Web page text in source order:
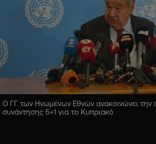
Ο ΓΓ των Ηνωμένων Εθνών ανακοινώνει την
συνάντησης 5+1 για το Κυπριακό